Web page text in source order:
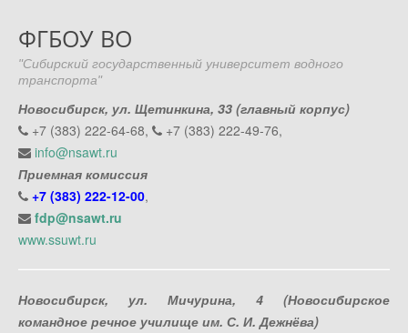
ФГБОУ ВО
"Сибирский государственный университет водного
транспорта"
Новосибирск, ул. Щетинкина, 33 (главный корпус)
+7 (383) 222-64-68,
+7 (383) 222-49-76,
info@nsawt.ru
Приемная комиссия
+7 (383) 222-12-00,
fdp@nsawt.ru
www.ssuwt.ru
Новосибирск, ул. Мичурина, 4 (Новосибирское
командное речное училище им. С. И. Дежнёва)